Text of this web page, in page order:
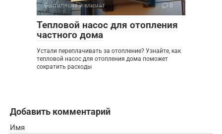
Вентиляция и климат 0
Тепловой насос для отопления
частного дома
Устали переплачивать за отопление? Узнайте, как
тепловой насос для отопления дома поможет
сократить расходы
Добавить комментарий
Имя